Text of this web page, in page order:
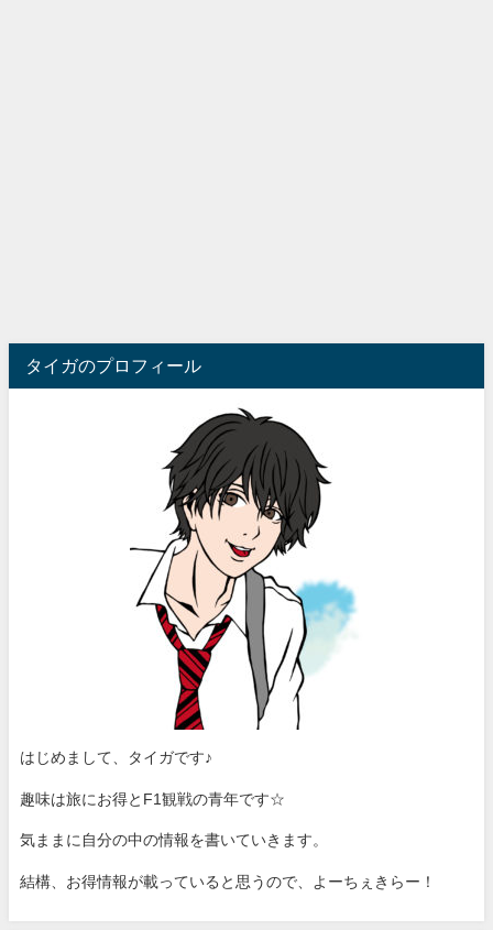
タイガのプロフィール
はじめまして、タイガです♪
趣味は旅にお得とF1観戦の青年です☆
気ままに自分の中の情報を書いていきます。
結構、お得情報が載っていると思うので、よーちぇきらー！